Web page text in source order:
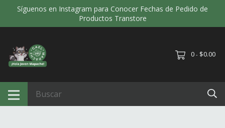
Síguenos en Instagram para Conocer Fechas de Pedido de
Productos Transtore
0 - $0.00